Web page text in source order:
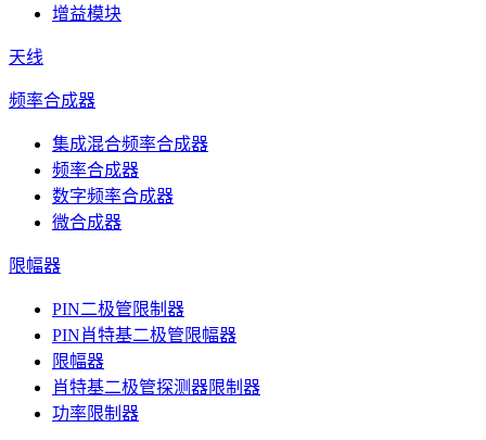
增益模块
天线
频率合成器
集成混合频率合成器
频率合成器
数字频率合成器
微合成器
限幅器
PIN二极管限制器
PIN肖特基二极管限幅器
限幅器
肖特基二极管探测器限制器
功率限制器